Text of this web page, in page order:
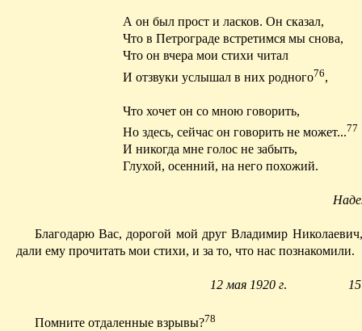
А он был прост и ласков. Он сказал,
Что в Петрограде встретимся мы снова,
Что он вчера мои стихи читал
И отзвуки услышал в них родного76,
Что хочет он со мною говорить,
Но здесь, сейчас он говорить не может...77
И никогда мне голос не забыть,
Глухой, осенний, на него похожий.
Благодарю Вас, дорогой мой друг Владимир
дали ему прочитать мои стихи, и за то, что нас познакомили.
12 мая 1920 г.
Помните отдаленные взрывы?78